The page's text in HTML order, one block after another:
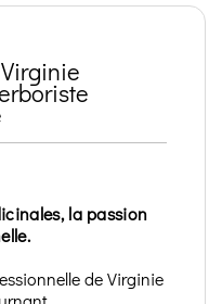
la passion
de Virginie